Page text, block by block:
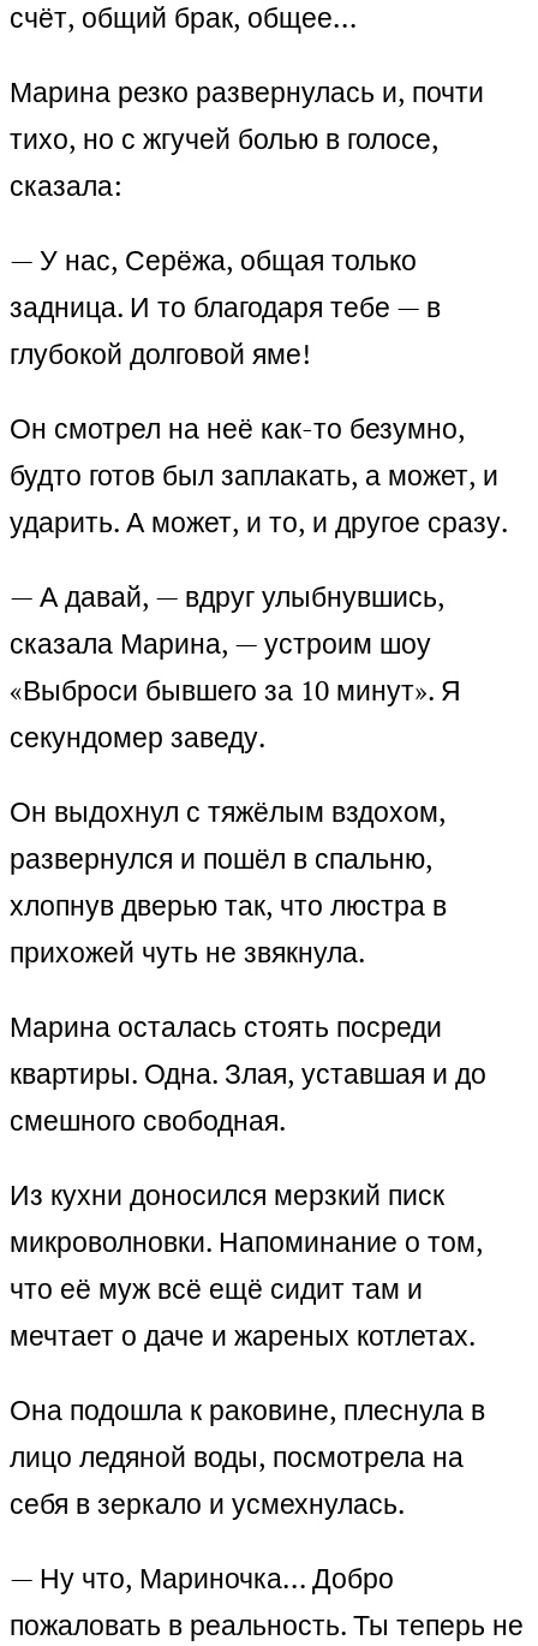
счёт, общий брак, общее…
Марина резко развернулась и, почти
тихо, но с жгучей болью в голосе,
сказала:
— У нас, Серёжа, общая только
задница. И то благодаря тебе — в
глубокой долговой яме!
Он смотрел на неё как-то безумно,
будто готов был заплакать, а может, и
ударить. А может, и то, и другое сразу.
— А давай, — вдруг улыбнувшись,
сказала Марина, — устроим шоу
«Выброси бывшего за 10 минут». Я
секундомер заведу.
Он выдохнул с тяжёлым вздохом,
развернулся и пошёл в спальню,
хлопнув дверью так, что люстра в
прихожей чуть не звякнула.
Марина осталась стоять посреди
квартиры. Одна. Злая, уставшая и до
смешного свободная.
Из кухни доносился мерзкий писк
микроволновки. Напоминание о том,
что её муж всё ещё сидит там и
мечтает о даче и жареных котлетах.
Она подошла к раковине, плеснула в
лицо ледяной воды, посмотрела на
себя в зеркало и усмехнулась.
— Ну что, Мариночка… Добро
пожаловать в реальность. Ты теперь не